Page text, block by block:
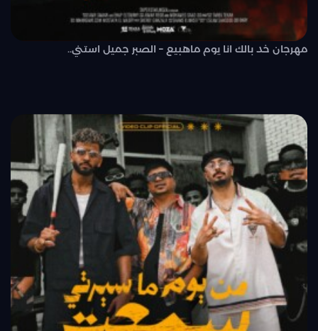
مهرجان خد بالك انا يوم ماهبيع – الصبر جميل استني..